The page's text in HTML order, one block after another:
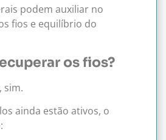
podem auxiliar no
fios e equilíbrio do
os fios?
sim.
ainda estão ativos, o